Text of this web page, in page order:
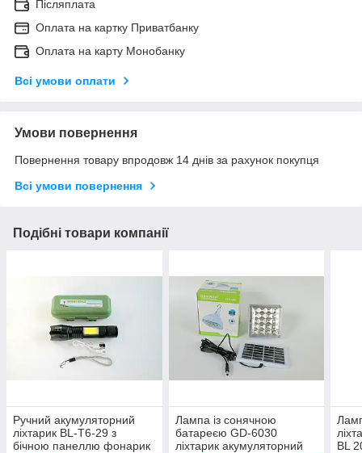
Післяплата
Оплата на картку Приватбанку
Оплата на карту Монобанку
Всі умови оплати
Умови повернення
Повернення товару впродовж 14 днів за рахунок покупця
Всі умови повернення
Подібні товари компанії
Ручний акумуляторний
ліхтарик BL-T6-29 з
бічною панеллю фонарик
Лампа із сонячною
батареєю GD-6030
ліхтарик акумуляторний
BL